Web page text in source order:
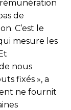
de
C’est le
mesure les
nous
fixés », a
ne fournit